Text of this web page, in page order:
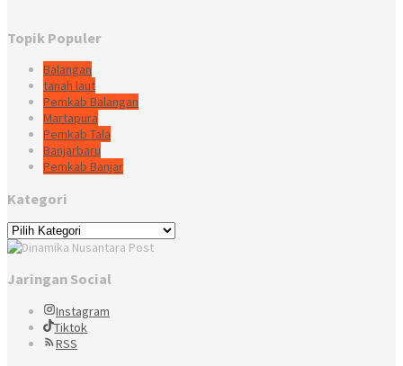
Topik Populer
Balangan
tanah laut
Pemkab Balangan
Martapura
Pemkab Tala
Banjarbaru
Pemkab Banjar
Kategori
Kategori
Jaringan Social
Instagram
Tiktok
RSS